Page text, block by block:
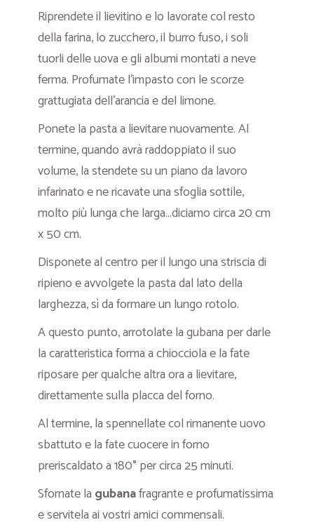
Riprendete il lievitino e lo lavorate col resto
della farina, lo zucchero, il burro fuso, i soli
tuorli delle uova e gli albumi montati a neve
ferma. Profumate l’impasto con le scorze
grattugiata dell’arancia e del limone.
Ponete la pasta a lievitare nuovamente. Al
termine, quando avrà raddoppiato il suo
volume, la stendete su un piano da lavoro
infarinato e ne ricavate una sfoglia sottile,
molto più lunga che larga…diciamo circa 20 cm
x 50 cm.
Disponete al centro per il lungo una striscia di
ripieno e avvolgete la pasta dal lato della
larghezza, sì da formare un lungo rotolo.
A questo punto, arrotolate la gubana per darle
la caratteristica forma a chiocciola e la fate
riposare per qualche altra ora a lievitare,
direttamente sulla placca del forno.
Al termine, la spennellate col rimanente uovo
sbattuto e la fate cuocere in forno
preriscaldato a 180° per circa 25 minuti.
Sfornate la gubanafragrante e profumatissima
e servitela ai vostri amici commensali.